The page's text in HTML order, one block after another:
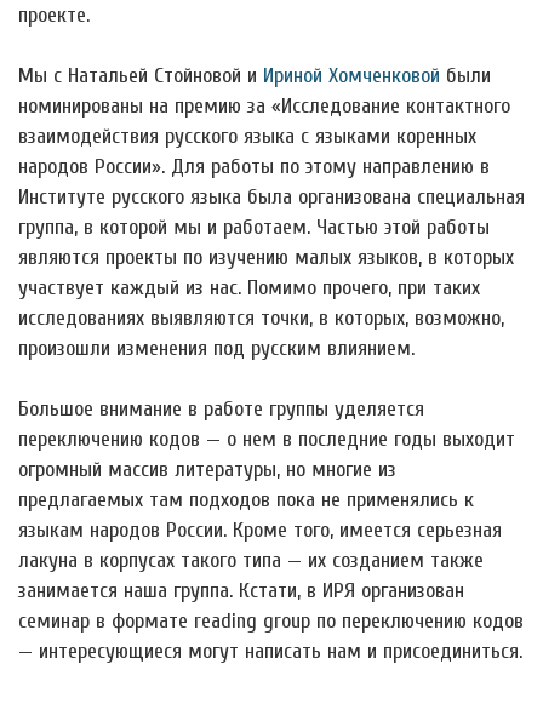
проекте.
Мы с Натальей Стойновой и Ириной Хомченковой были
номинированы на премию за «Исследование контактного
взаимодействия русского языка с языками коренных
народов России». Для работы по этому направлению в
Институте русского языка была организована специальная
группа, в которой мы и работаем. Частью этой работы
являются проекты по изучению малых языков, в которых
участвует каждый из нас. Помимо прочего, при таких
исследованиях выявляются точки, в которых, возможно,
произошли изменения под русским влиянием.
Большое внимание в работе группы уделяется
переключению кодов — о нем в последние годы выходит
огромный массив литературы, но многие из
предлагаемых там подходов пока не применялись к
языкам народов России. Кроме того, имеется серьезная
лакуна в корпусах такого типа — их созданием также
занимается наша группа. Кстати, в ИРЯ организован
семинар в формате reading group по переключению кодов
— интересующиеся могут написать нам и присоединиться.